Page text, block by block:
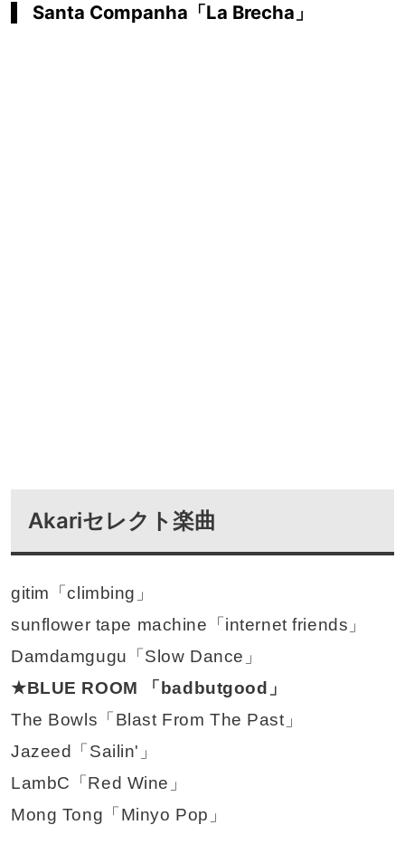
Santa Companha「La Brecha」
Akariセレクト楽曲
gitim「climbing」
sunflower tape machine「internet friends」
Damdamgugu「Slow Dance」
★BLUE ROOM 「badbutgood」
The Bowls「Blast From The Past」
Jazeed「Sailin'」
LambC「Red Wine」
Mong Tong「Minyo Pop」